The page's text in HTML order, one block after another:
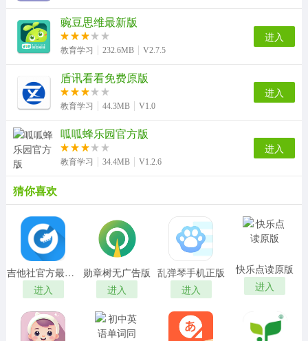
豌豆思维最新版
教育学习 232.6MB V2.7.5
进入
盾讯看看免费原版
教育学习 44.3MB V1.0
进入
呱呱蜂乐园官方版
教育学习 34.4MB V1.2.6
进入
猜你喜欢
吉他社官方最新版
进入
勋章树无广告版
进入
乱弹琴手机正版
进入
快乐点读原版
进入